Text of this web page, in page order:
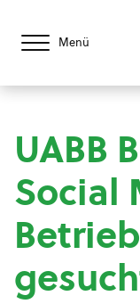
Menü
UABB
Social